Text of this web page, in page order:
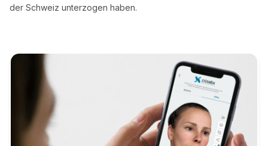
der Schweiz unterzogen haben.